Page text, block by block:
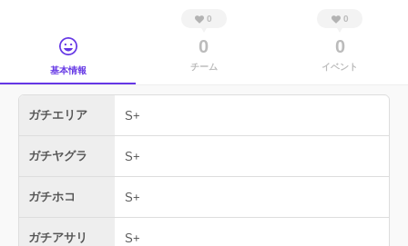
基本情報
0
0
チーム
0
0
イベント
ガチエリア S+
ガチヤグラ S+
ガチホコ S+
ガチアサリ S+